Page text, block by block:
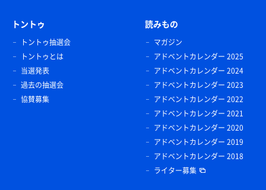
トントゥ
トントゥ抽選会
トントゥとは
当選発表
過去の抽選会
協賛募集
読みもの
マガジン
アドベントカレンダー 2025
アドベントカレンダー 2024
アドベントカレンダー 2023
アドベントカレンダー 2022
アドベントカレンダー 2021
アドベントカレンダー 2020
アドベントカレンダー 2019
アドベントカレンダー 2018
ライター募集